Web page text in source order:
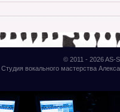
© 2011 - 2026AS-
Студия вокального мастерства